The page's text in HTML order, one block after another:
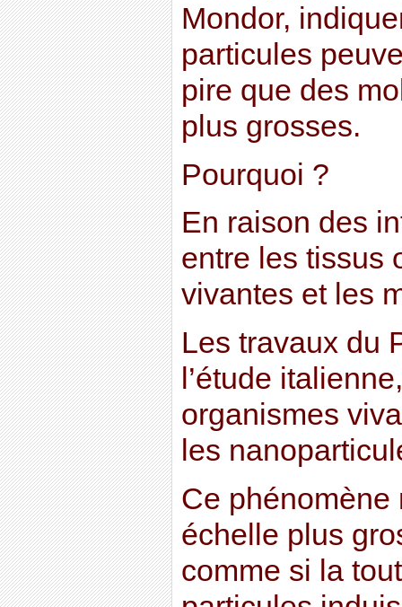
Mondor,
particules
pire que des
plus grosses.
Pourquoi ?
En raison des
entre les tissus
vivantes et les
Les travaux du
l’étude
organismes
les
Ce phénomène
échelle plus
comme si la